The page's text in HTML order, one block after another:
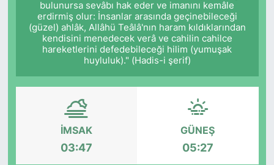
bulunursa sevâbı hak eder ve imanını kemâle
erdirmiş olur: İnsanlar arasında geçinebileceği
(güzel) ahlâk, Allâhü Teâlâ'nın haram kıldıklarından
kendisini menedecek verâ ve cahilin cahilce
hareketlerini defedebileceği hilim (yumuşak
huyluluk)." (Hadis-i şerif)
İMSAK
03:47
GÜNEŞ
05:27
Siyaset
YEREL HABER
Haberde insan
Tanıtım